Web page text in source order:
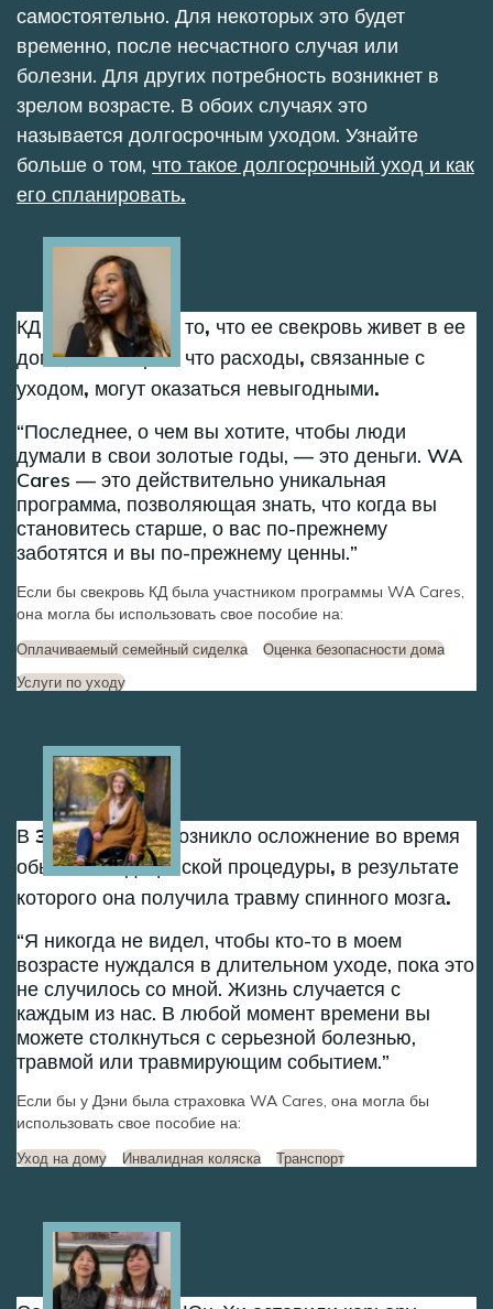
самостоятельно. Для некоторых это будет
временно, после несчастного случая или
болезни. Для других потребность возникнет в
зрелом возрасте. В обоих случаях это
называется долгосрочным уходом. Узнайте
больше о том, что такое долгосрочный уход и как
его спланировать.
КД благодарна за то, что ее свекровь живет в ее
доме, но говорит, что расходы, связанные с
уходом, могут оказаться невыгодными.
Последнее, о чем вы хотите, чтобы люди
думали в свои золотые годы, — это деньги. WA
Cares — это действительно уникальная
программа, позволяющая знать, что когда вы
становитесь старше, о вас по-прежнему
заботятся и вы по-прежнему ценны.
Если бы свекровь КД была участником программы WA Cares,
она могла бы использовать свое пособие на:
Оплачиваемый семейный сиделка
Оценка безопасности дома
Услуги по уходу
Image
В 30 лет у Дэни возникло осложнение во время
обычной медицинской процедуры, в результате
которого она получила травму спинного мозга.
Я никогда не видел, чтобы кто-то в моем
возрасте нуждался в длительном уходе, пока это
не случилось со мной. Жизнь случается с
каждым из нас. В любой момент времени вы
можете столкнуться с серьезной болезнью,
травмой или травмирующим событием.
Если бы у Дэни была страховка WA Cares, она могла бы
использовать свое пособие на:
Уход на дому Инвалидная коляска Транспорт
Image
Image